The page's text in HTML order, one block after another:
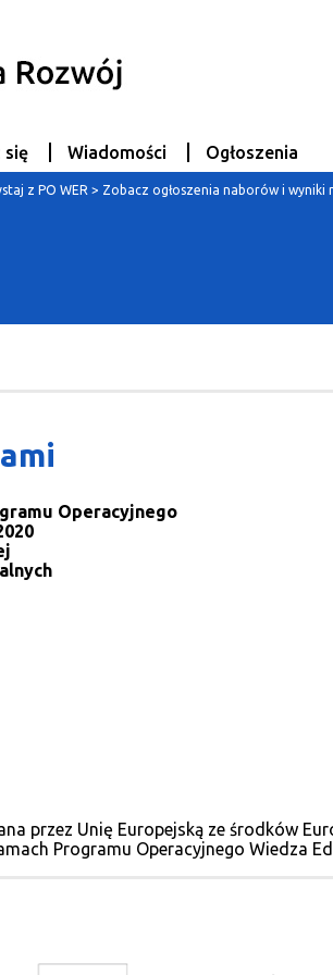
się Wiadomości Ogłoszenia
z PO WER > Zobacz ogłoszenia naborów i wyniki
Operacyjnego
przez Unię Europejską ze środków
Programu Operacyjnego Wiedza